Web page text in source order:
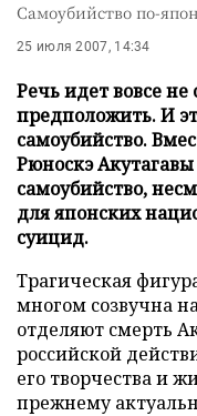
Самоубийство по-
25 июля 2007, 14:34
Речь идет вовсе
предположить. И
самоубийство.
Рюноскэ Акутагавы
самоубийство,
для японских
суицид.
Трагическая
многом созвучна
отделяют смерть
российской
его творчества и
прежнему